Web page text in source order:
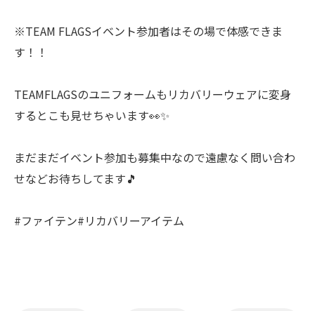
※TEAM FLAGSイベント参加者はその場で体感できま
す！！
TEAMFLAGSのユニフォームもリカバリーウェアに変身
するとこも見せちゃいます👀✨
まだまだイベント参加も募集中なので遠慮なく問い合わ
せなどお待ちしてます🎵
#ファイテン#リカバリーアイテム